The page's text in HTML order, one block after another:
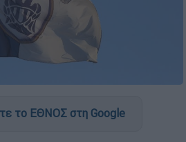
το ΕΘΝΟΣ στη Google